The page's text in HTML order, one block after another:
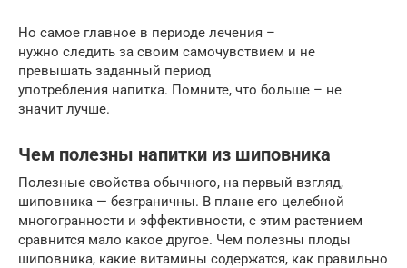
Но самое главное в периоде лечения –
нужно следить за своим самочувствием и не
превышать заданный период
употребления напитка. Помните, что больше – не
значит лучше.
Чем полезны напитки из шиповника
Полезные свойства обычного, на первый взгляд,
шиповника — безграничны. В плане его целебной
многогранности и эффективности, с этим растением
сравнится мало какое другое. Чем полезны плоды
шиповника, какие витамины содержатся, как правильно